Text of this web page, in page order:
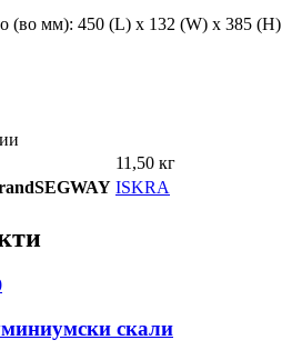
(во мм): 450 (L) x 132 (W) x 385 (H)
11,50 кг
SEGWAY ISKRA
скали